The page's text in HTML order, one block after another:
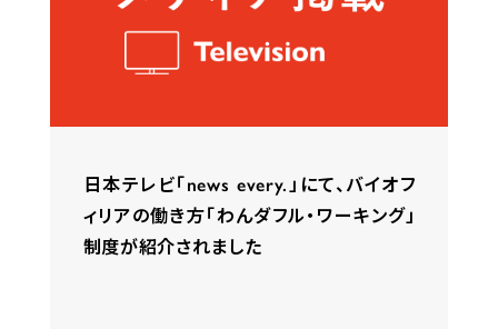
日本テレビ「news every.」にて、バイオフ
ィリアの働き方「わんダフル・ワーキング」
制度が紹介されました